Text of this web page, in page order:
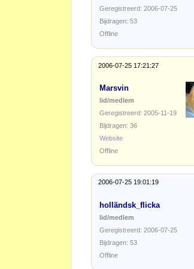
Geregistreerd: 2006-07-25
Bijdragen: 53
Offline
2006-07-25 17:21:27
Marsvin
lid/medlem
Geregistreerd: 2005-11-19
Bijdragen: 36
Website
Offline
2006-07-25 19:01:19
holländsk_flicka
lid/medlem
Geregistreerd: 2006-07-25
Bijdragen: 53
Offline